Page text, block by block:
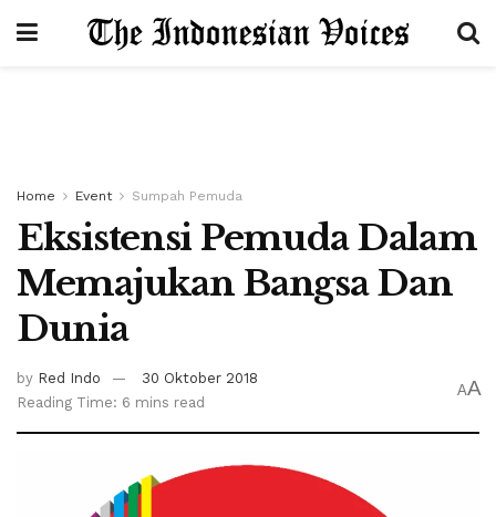
Home Event Sumpah Pemuda
Eksistensi Pemuda Dalam
Memajukan Bangsa Dan
Dunia
by Red Indo
30 Oktober 2018
Reading Time: 6 mins read
AA